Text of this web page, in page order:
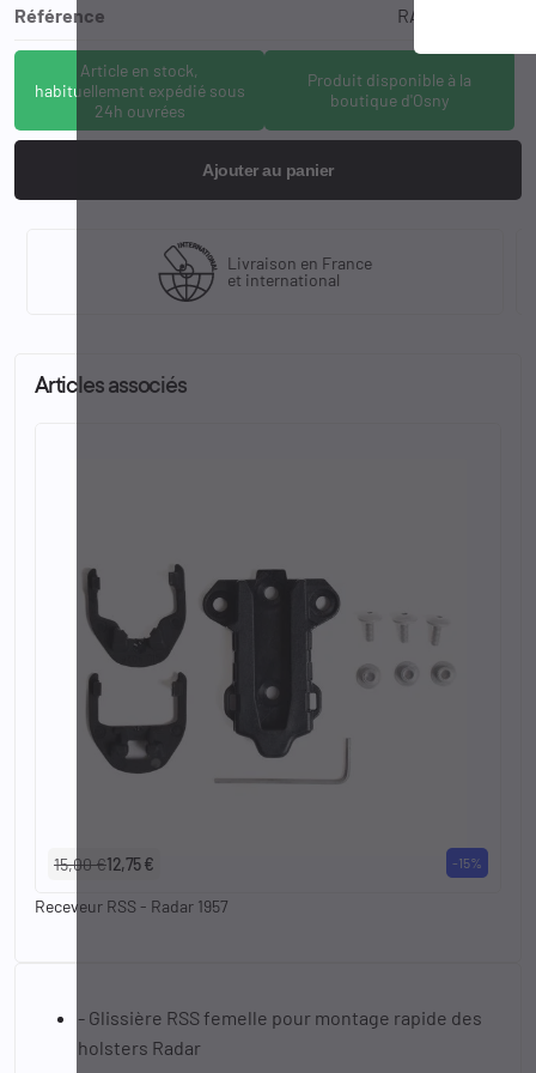
Référence RAD-6507-1016
Article en stock,
habituellement expédié sous
24h ouvrées
Produit disponible à la
boutique d'Osny
Ajouter au panier
Livraison en France
et international
Articles associés
15,00 €12,75 € -15%
Receveur RSS - Radar 1957
- Glissière RSS femelle pour montage rapide des
holsters Radar